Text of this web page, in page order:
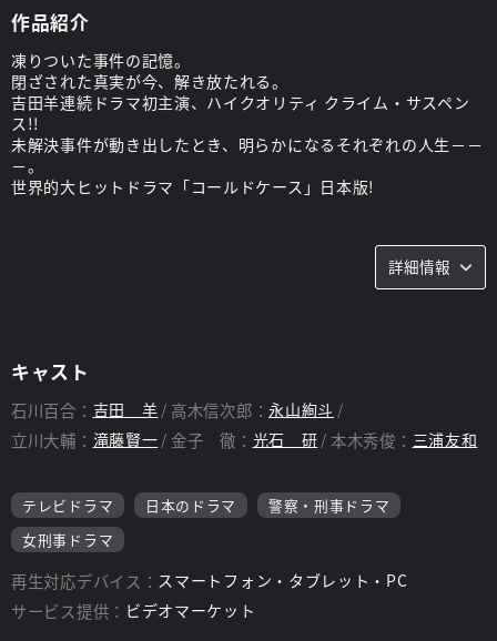
作品紹介
凍りついた事件の記憶。
閉ざされた真実が今、解き放たれる。
吉田羊連続ドラマ初主演、ハイクオリティ クライム・サスペン
ス!!
未解決事件が動き出したとき、明らかになるそれぞれの人生－－
－。
世界的大ヒットドラマ「コールドケース」日本版!
WOWOW 開局25周年記念ドラマ第2弾として製作された、米CBS
を浴びた、今最も旬な女優吉田羊を主演に迎え、未解決事件の真
相解明に奔走するチームを描く。
1996年冬、19歳の青年・工藤順一が「お父さん。僕は自由で
時は流れ、2015年春。横浜市街で起きた母子殺害事件の現場に
いた神奈川県警・捜査一課の刑事、石川百合(吉田羊)に、来客の
連絡が入る。県警に戻った百合を待っていた外国人女性は、
「1996年1月に殺人を見た…」と語りだす。
詳細情報
キャスト
石川百合： 吉田 羊 高木信次郎：永山絢斗
立川大輔： 滝藤賢一 金子 徹： 光石 研 本木秀俊： 三浦友和
テレビドラマ 日本のドラマ
警察・刑事ドラマ
女刑事ドラマ
再生対応デバイス： スマートフォン・タブレット・PC
サービス提供： ビデオマーケット